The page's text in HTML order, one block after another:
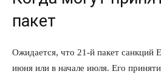
пакет
Ожидается, что 21-й пакет санкций
июня или в начале июля. Его